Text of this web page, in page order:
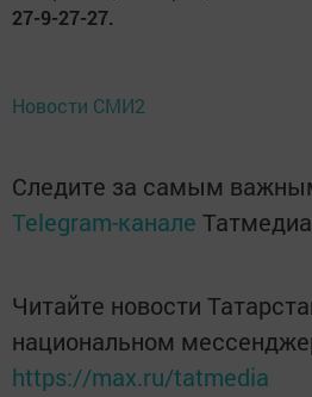
27-9-27-27.
Новости СМИ2
Следите за самым
Telegram-канале Татмедиа
Читайте новости
национальном
https://max.ru/tatmedia